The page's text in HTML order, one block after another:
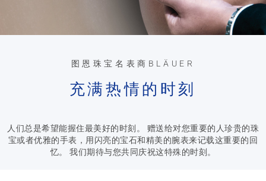
图恩珠宝名表商BLÄUER
充满热情的时刻
人们总是希望能握住最美好的时刻。 赠送给对您重要的人珍贵的珠
宝或者优雅的手表，用闪亮的宝石和精美的腕表来记载这重要的回
忆。 我们期待与您共同庆祝这特殊的时刻。